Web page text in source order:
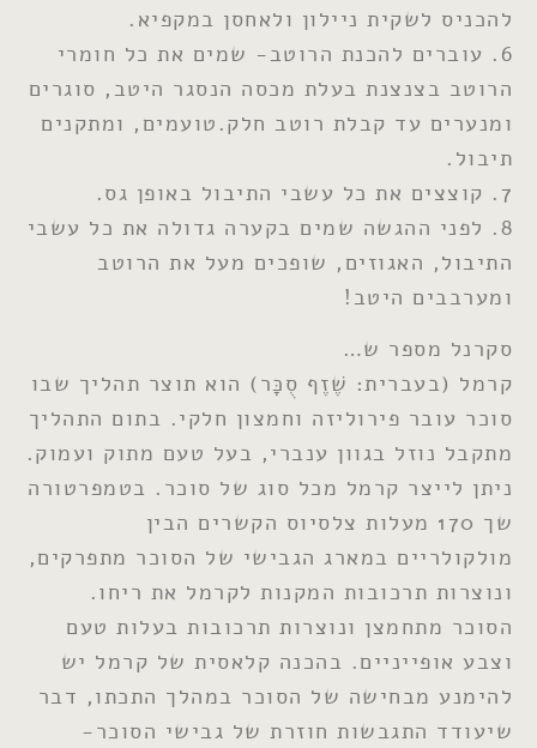
להכניס לשקית ניילון ולאחסן במקפיא.
6. עוברים להכנת הרוטב- שמים את כל חומרי
הרוטב בצנצנת בעלת מכסה הנסגר היטב, סוגרים
ומנערים עד קבלת רוטב חלק.טועמים, ומתקנים
תיבול.
7. קוצצים את כל עשבי התיבול באופן גס.
8. לפני ההגשה שמים בקערה גדולה את כל עשבי
התיבול, האגוזים, שופכים מעל את הרוטב
ומערבבים היטב!
סקרנל מספר ש…
קרמל (בעברית: שֶׁזֶף סֻכָּר) הוא תוצר תהליך שבו
סוכר עובר פירוליזה וחמצון חלקי. בתום התהליך
מתקבל נוזל בגוון ענברי, בעל טעם מתוק ועמוק.
ניתן לייצר קרמל מכל סוג של סוכר. בטמפרטורה
שך 170 מעלות צלסיוס הקשרים הבין
מולקולריים במארג הגבישי של הסוכר מתפרקים,
ונוצרות תרכובות המקנות לקרמל את ריחו.
הסוכר מתחמצן ונוצרות תרכובות בעלות טעם
וצבע אופייניים. בהכנה קלאסית של קרמל יש
להימנע מבחישה של הסוכר במהלך התכתו, דבר
שיעודד התגבשות חוזרת של גבישי הסוכר-